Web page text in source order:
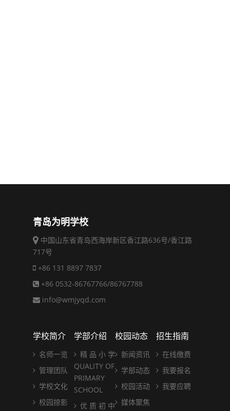
青岛为明学校
中国山东省青岛西海岸新区香江路636号/香江路
717号
+86 131 8897 7837
+86 0532-86767766/86767788
info@wmjyqd.com
学校简介
名师一览
管理团队
学校文化
校园掠影
学部介绍
精 品 小 学
QUALITY OF
PRIMARY
SCHOOL
优 质 初 中
校园动态
新闻资讯
学部动态
校园活动
媒体聚焦
招生指南
在线缴费
我要报名
我要应聘